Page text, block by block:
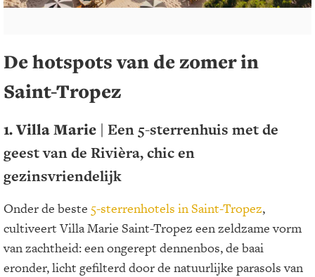
De hotspots van de zomer in
Saint-Tropez
1. Villa Marie | Een 5-sterrenhuis met de
geest van de Rivièra, chic en
gezinsvriendelijk
Onder de beste 5-sterrenhotels in Saint-Tropez,
cultiveert Villa Marie Saint-Tropez een zeldzame vorm
van zachtheid: een ongerept dennenbos, de baai
eronder, licht gefilterd door de natuurlijke parasols van